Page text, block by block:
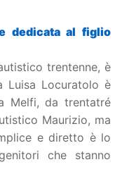
dedicata al figlio
trentenne, è
Luisa Locuratolo è
Melfi, da trentatré
Maurizio, ma
e diretto è lo
che stanno